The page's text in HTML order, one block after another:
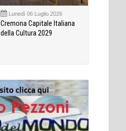
Lunedì 06 Luglio 2026
Cremona Capitale Italiana
della Cultura 2029